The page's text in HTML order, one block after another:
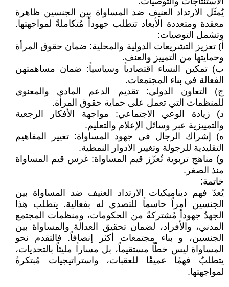
يُمثّل الارتداد العنيف ضد المساواة بين الجنسين ظاهرة
معقدة ومتعددة الأبعاد تتطلب جهوداً مُتكاملةً لمواجهتها.
وتشمل التوصيات:
‌أ) تعزيز التشريعات الدولية والمحلية: ضمان حقوق المرأة
وحمايتها من التمييز والعنف.
‌ب) تمكين النساء اقتصادياً وسياسياً: ضمان مساهمتهن
الفعالة في بناء المجتمعات.
‌ج) التعاون الدولي: تقديم الدعم المادي والمعنوي
للمنظمات التي تعمل على حماية حقوق المرأة.
‌د) زيادة الوعي الاجتماعي: مواجهة الأفكار الرجعية
والتمييزية عبر وسائل الإعلام والتعليم.
‌ه) إشراك الرجال في جهود المساواة: تغيير المفاهيم
التقليدية للرجولة وتغيير الادوار النمطية.
‌و) مناهج تربوية تُعزّز قيم المساواة: غرس قيم المساواة
منذ الصغر.
خاتمة:
يُعدّ فهم ديناميكيات الارتداد العنيف ضد المساواة بين
الجنسين أمراً حاسماً للتصدي له بفعالية. يتطلب هذا
الجهدُ جهوداً مُشتركةً من الحكومات، ومنظمات المجتمع
المدني، والأفراد، لضمان تحقيق العدالة والمساواة بين
الجنسين، و بناء مجتمعات أكثر إنصافاً. فالتقدم نحو
المساواة ليس خطّاً مستقيماً، بل مساراً مليئاً بالتحديات،
يتطلبُ فهمًا عميقًا للعقبات، واستراتيجيات مُبتكرةً
لمواجهتها.